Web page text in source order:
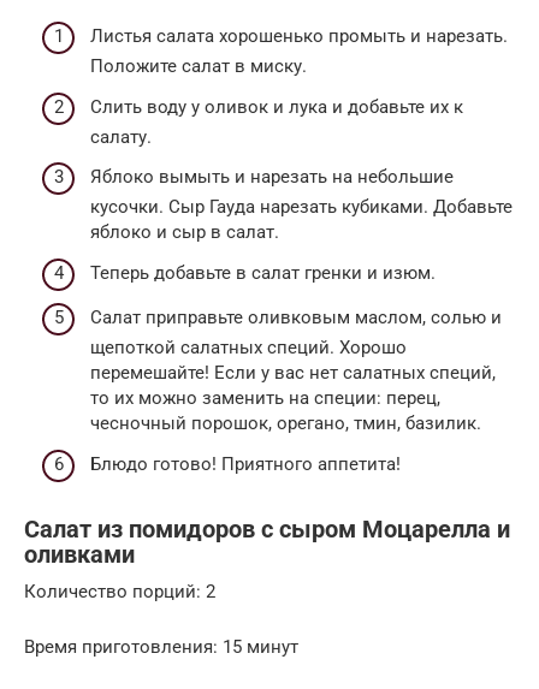
Листья салата хорошенько промыть и нарезать.
Положите салат в миску.
Слить воду у оливок и лука и добавьте их к
салату.
Яблоко вымыть и нарезать на небольшие
кусочки. Сыр Гауда нарезать кубиками. Добавьте
яблоко и сыр в салат.
Теперь добавьте в салат гренки и изюм.
Салат приправьте оливковым маслом, солью и
щепоткой салатных специй. Хорошо
перемешайте! Если у вас нет салатных специй,
то их можно заменить на специи: перец,
чесночный порошок, орегано, тмин, базилик.
Блюдо готово! Приятного аппетита!
Салат из помидоров с сыром Моцарелла и
оливками
Количество порций: 2
Время приготовления: 15 минут